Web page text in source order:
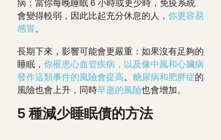
病：當你每晚睡眠 6 小時或更少時，免疫系統
會變得較弱，因此比起充分休息的人， 你更容易
感冒。
長期下來，影響可能會更嚴重：如果沒有足夠的
睡眠， 你罹患心血管疾病，以及像中風和心臟病
發作這類事件的風險會提高。 糖尿病和肥胖症的
風險也會上升，同時早逝的風險也會增加。
5 種減少睡眠債的方法